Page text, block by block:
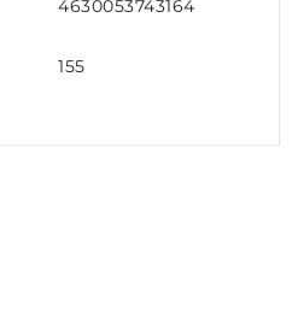
4630053743164
155